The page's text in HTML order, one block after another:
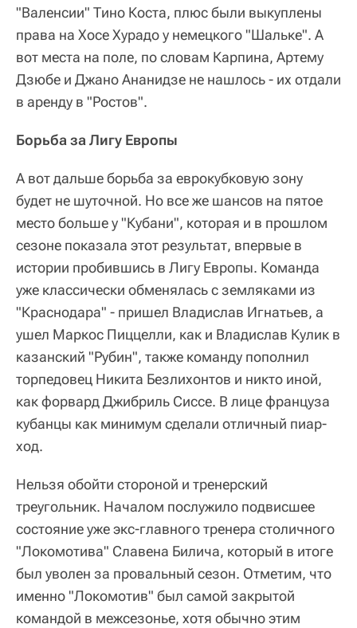
"Валенсии" Тино Коста, плюс были выкуплены
права на Хосе Хурадо у немецкого "Шальке". А
вот места на поле, по словам Карпина, Артему
Дзюбе и Джано Ананидзе не нашлось - их отдали
в аренду в "Ростов".
Борьба за Лигу Европы
А вот дальше борьба за еврокубковую зону
будет не шуточной. Но все же шансов на пятое
место больше у "Кубани", которая и в прошлом
сезоне показала этот результат, впервые в
истории пробившись в Лигу Европы. Команда
уже классически обменялась с земляками из
"Краснодара" - пришел Владислав Игнатьев, а
ушел Маркос Пиццелли, как и Владислав Кулик в
казанский "Рубин", также команду пополнил
торпедовец Никита Безлихонтов и никто иной,
как форвард Джибриль Сиссе. В лице француза
кубанцы как минимум сделали отличный пиар-
ход.
Нельзя обойти стороной и тренерский
треугольник. Началом послужило подвисшее
состояние уже экс-главного тренера столичного
"Локомотива" Славена Билича, который в итоге
был уволен за провальный сезон. Отметим, что
именно "Локомотив" был самой закрытой
командой в межсезонье, хотя обычно этим